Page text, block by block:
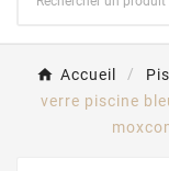
Accueil
verre piscine